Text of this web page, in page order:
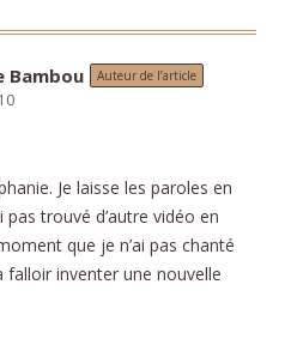
Bambou Auteur de l’article
Je laisse les paroles en
pas trouvé d’autre vidéo en
que je n’ai pas chanté
falloir inventer une nouvelle